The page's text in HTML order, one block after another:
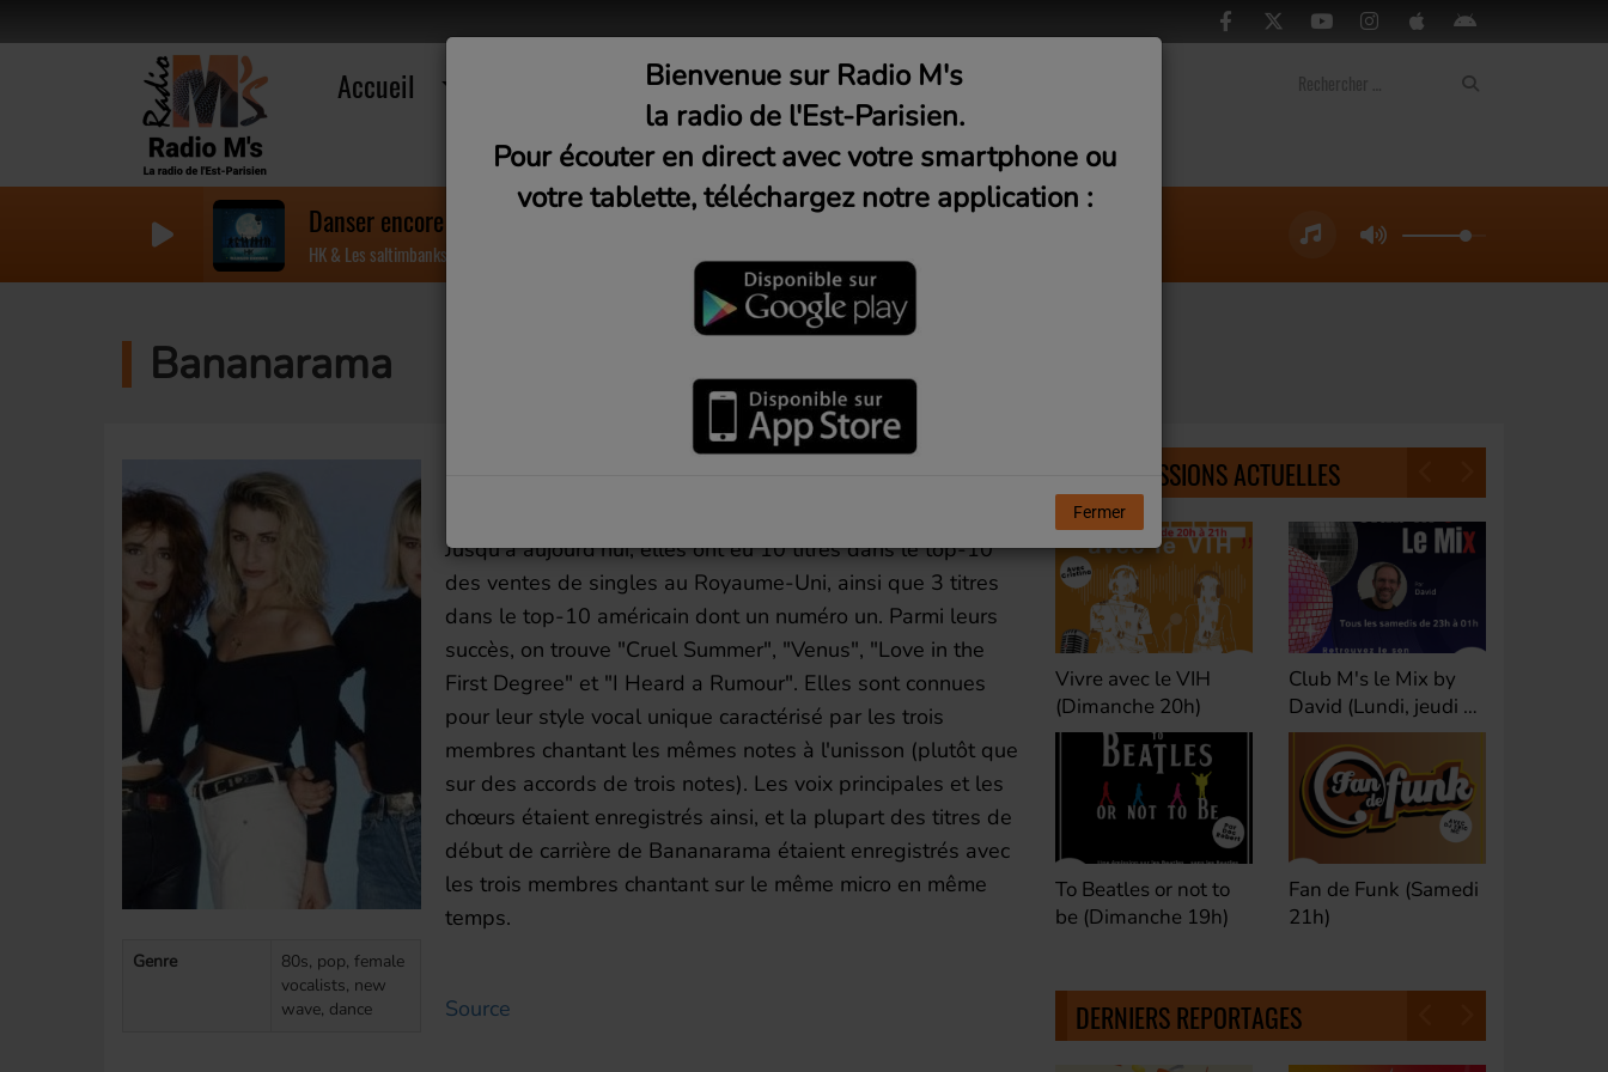
Accueil Musique Médias
Danser encore
HK & Les saltimbanks
Bananarama
Genre
80s, pop, female
vocalists, new
wave, dance
Jusqu'à aujourd'hui, elles ont eu 10 titres dans le top-10
des ventes de singles au Royaume-Uni, ainsi que 3 titres
dans le top-10 américain dont un numéro un. Parmi leurs
succès, on trouve "Cruel Summer", "Venus", "Love in the
First Degree" et "I Heard a Rumour". Elles sont connues
pour leur style vocal unique caractérisé par les trois
membres chantant les mêmes notes à l'unisson (plutôt que
sur des accords de trois notes). Les voix principales et les
chœurs étaient enregistrés ainsi, et la plupart des titres de
début de carrière de Bananarama étaient enregistrés avec
les trois membres chantant sur le même micro en même
temps.
Source
NOS ÉMISSIONS ACTUELLES
Une heure avant la
nuit (Dimanche 22h)
Défaire les idées
Vivre avec le VIH
(Dimanche 20h)
To Beatles or not to
be (Dimanche 19h)
Club M's le Mix by
David (Lundi, jeudi et
samedi 23h)
Fan de Funk (Samedi
21h)
DERNIERS REPORTAGES
Bienvenue sur Radio M's
la radio de l'Est-Parisien.
Pour écouter en direct avec votre smartphone ou
votre tablette, téléchargez notre application :
Fermer